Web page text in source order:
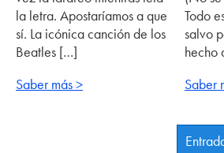
la letra. Apostaríamos a que
sí. La icónica canción de los
Beatles […]
Saber más >
Todo
salvo
hecho
Saber
Entradas